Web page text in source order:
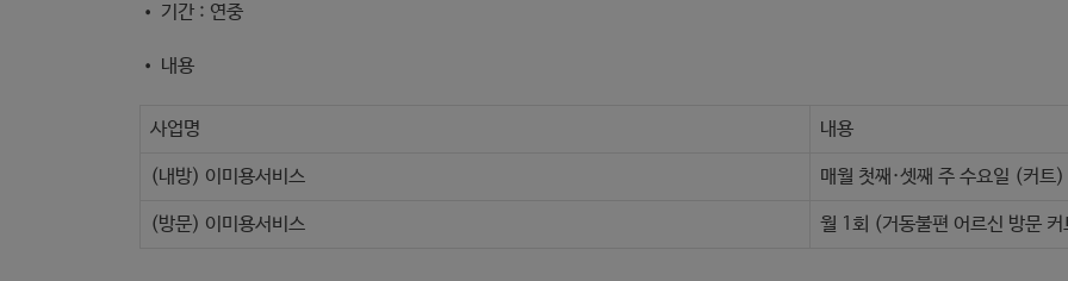
• 기간 : 연중
• 내용
사업명 내용
(내방) 이미용서비스 매월 첫째·셋째 주 수요일 (커트)
(방문) 이미용서비스 월 1회 (거동불편 어르신 방문